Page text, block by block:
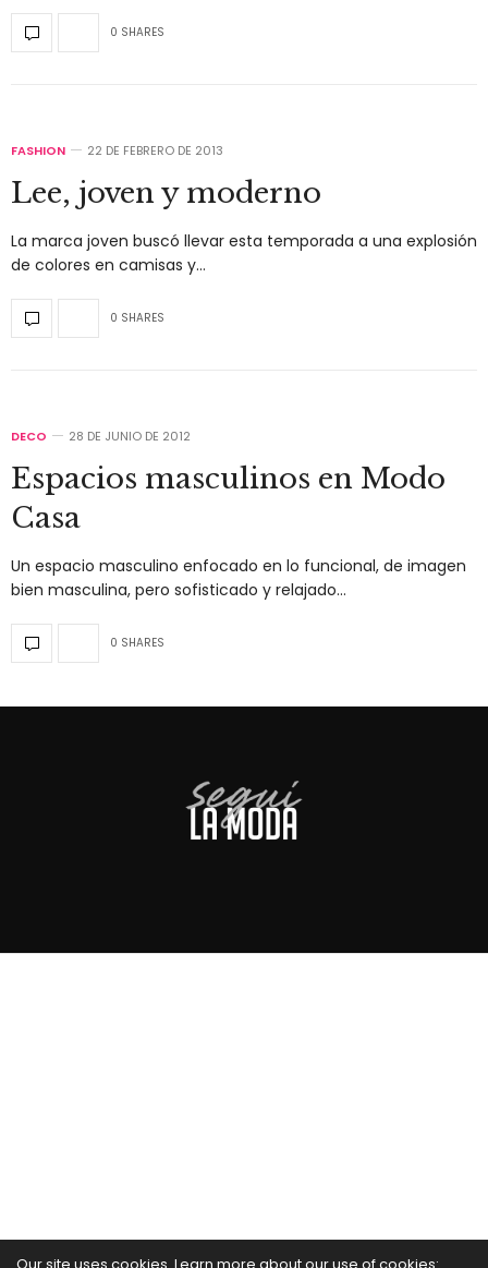
0 SHARES
FASHION 22 DE FEBRERO DE 2013
Lee, joven y moderno
La marca joven buscó llevar esta temporada a una explosión
de colores en camisas y…
0 SHARES
DECO 28 DE JUNIO DE 2012
Espacios masculinos en Modo
Casa
Un espacio masculino enfocado en lo funcional, de imagen
bien masculina, pero sofisticado y relajado…
0 SHARES
Our site uses cookies. Learn more about our use of cookies: